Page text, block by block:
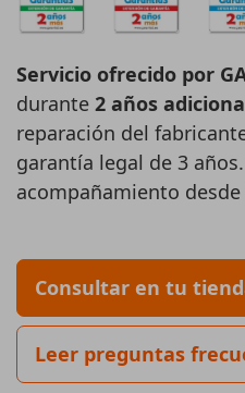
Servicio ofrecido por
durante 2 años
reparación del
garantía legal de 3
acompañamiento
Consultar en tu
Leer preguntas